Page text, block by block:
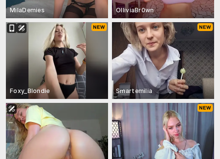
MilaDemies OlliviaBr0wn
Foxy_Blondie Smartemilia